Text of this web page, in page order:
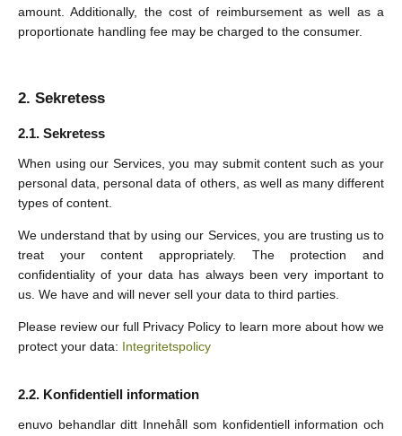
amount. Additionally, the cost of reimbursement as well as a
proportionate handling fee may be charged to the consumer.
Sekretess
Sekretess
When using our Services, you may submit content such as your
personal data, personal data of others, as well as many different
types of content.
We understand that by using our Services, you are trusting us to
treat your content appropriately. The protection and
confidentiality of your data has always been very important to
us. We have and will never sell your data to third parties.
Please review our full Privacy Policy to learn more about how we
protect your data: Integritetspolicy
Konfidentiell information
enuvo behandlar ditt Innehåll som konfidentiell information och